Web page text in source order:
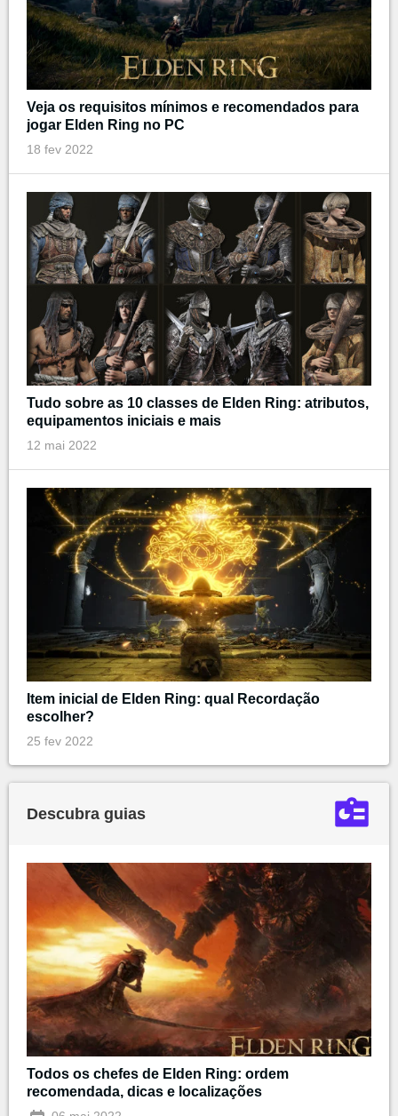
Veja os requisitos mínimos e recomendados para
jogar Elden Ring no PC
18 fev 2022
Tudo sobre as 10 classes de Elden Ring: atributos,
equipamentos iniciais e mais
12 mai 2022
Item inicial de Elden Ring: qual Recordação
escolher?
25 fev 2022
Descubra guias
Todos os chefes de Elden Ring: ordem
recomendada, dicas e localizações